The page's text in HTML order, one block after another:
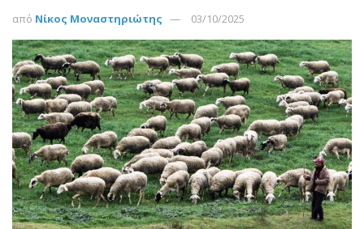
από Νίκος Μοναστηριώτης 03/10/2025